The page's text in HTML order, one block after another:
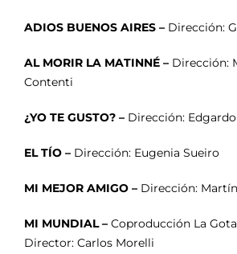
ADIOS BUENOS AIRES – Dirección:
AL MORIR LA MATINNÉ – Dirección:
Contenti
¿YO TE GUSTO? – Dirección:
EL TÍO – Dirección: Eugenia Sueiro
MI MEJOR AMIGO – Dirección:
MI MUNDIAL – Coproducción La
Director: Carlos Morelli